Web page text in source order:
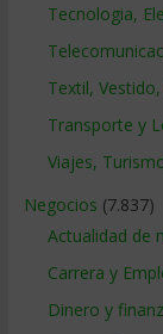
Tecnologia,
Textil,
Transporte y
Viajes,
Negocios (7.837)
Actualidad de
Carrera y
Dinero y